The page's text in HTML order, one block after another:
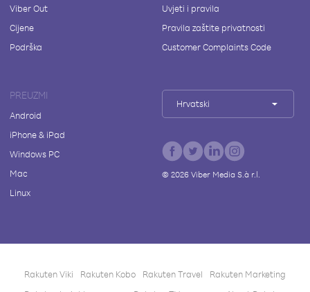
Viber Out
Cijene
Podrška
Uvjeti i pravila
Pravila zaštite privatnosti
Customer Complaints Code
PREUZMI
Android
iPhone & iPad
Windows PC
Mac
Linux
Hrvatski
© 2026Viber Media S.à r.l.
Rakuten Viki Rakuten Kobo Rakuten Travel
Rakuten Marketing